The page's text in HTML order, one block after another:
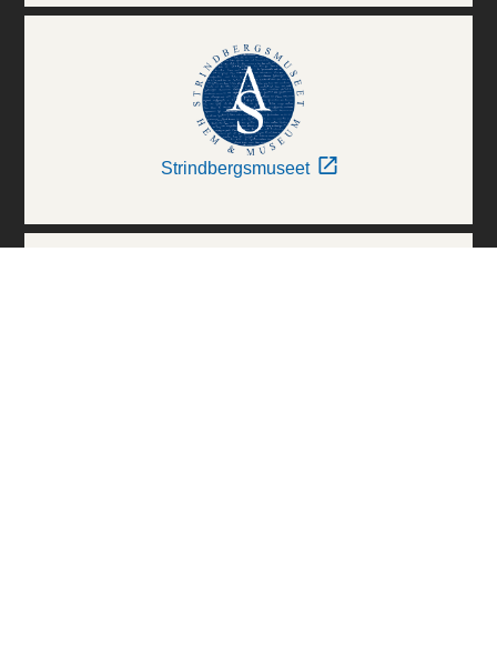
Strindbergsmuseet